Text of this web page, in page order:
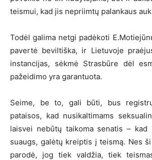
teismui, kad jis nepriimtų palankaus
Todėl galima netgi padėkoti
pavertė beviltiška, ir Lietuvoje
instancijas, sėkmė Strasbūre dėl
pažeidimo yra garantuota.
Seime, be to, gali būti, bus
pataisos, kad nusikaltimams
laisvei nebūtų taikoma senatis – kad
suaugs, galėtų kreiptis į teismą. Nes
parodė, jog tiek valdžia, tiek